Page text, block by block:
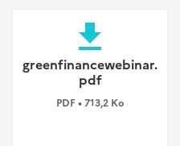
file_download
greenfinancewebinar.
pdf
PDF • 713,2 Ko